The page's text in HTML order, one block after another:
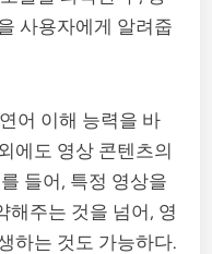
사용자에게 알려줍
어 이해 능력을 바
에도 영상 콘텐츠의
들어, 특정 영상을
해주는 것을 넘어, 영
하는 것도 가능하다.